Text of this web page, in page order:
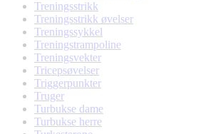
Treningsstrikk
Treningsstrikk øvelser
Treningssykkel
Treningstrampoline
Treningsvekter
Tricepsøvelser
Triggerpunkter
Truger
Turbukse dame
Turbukse herre